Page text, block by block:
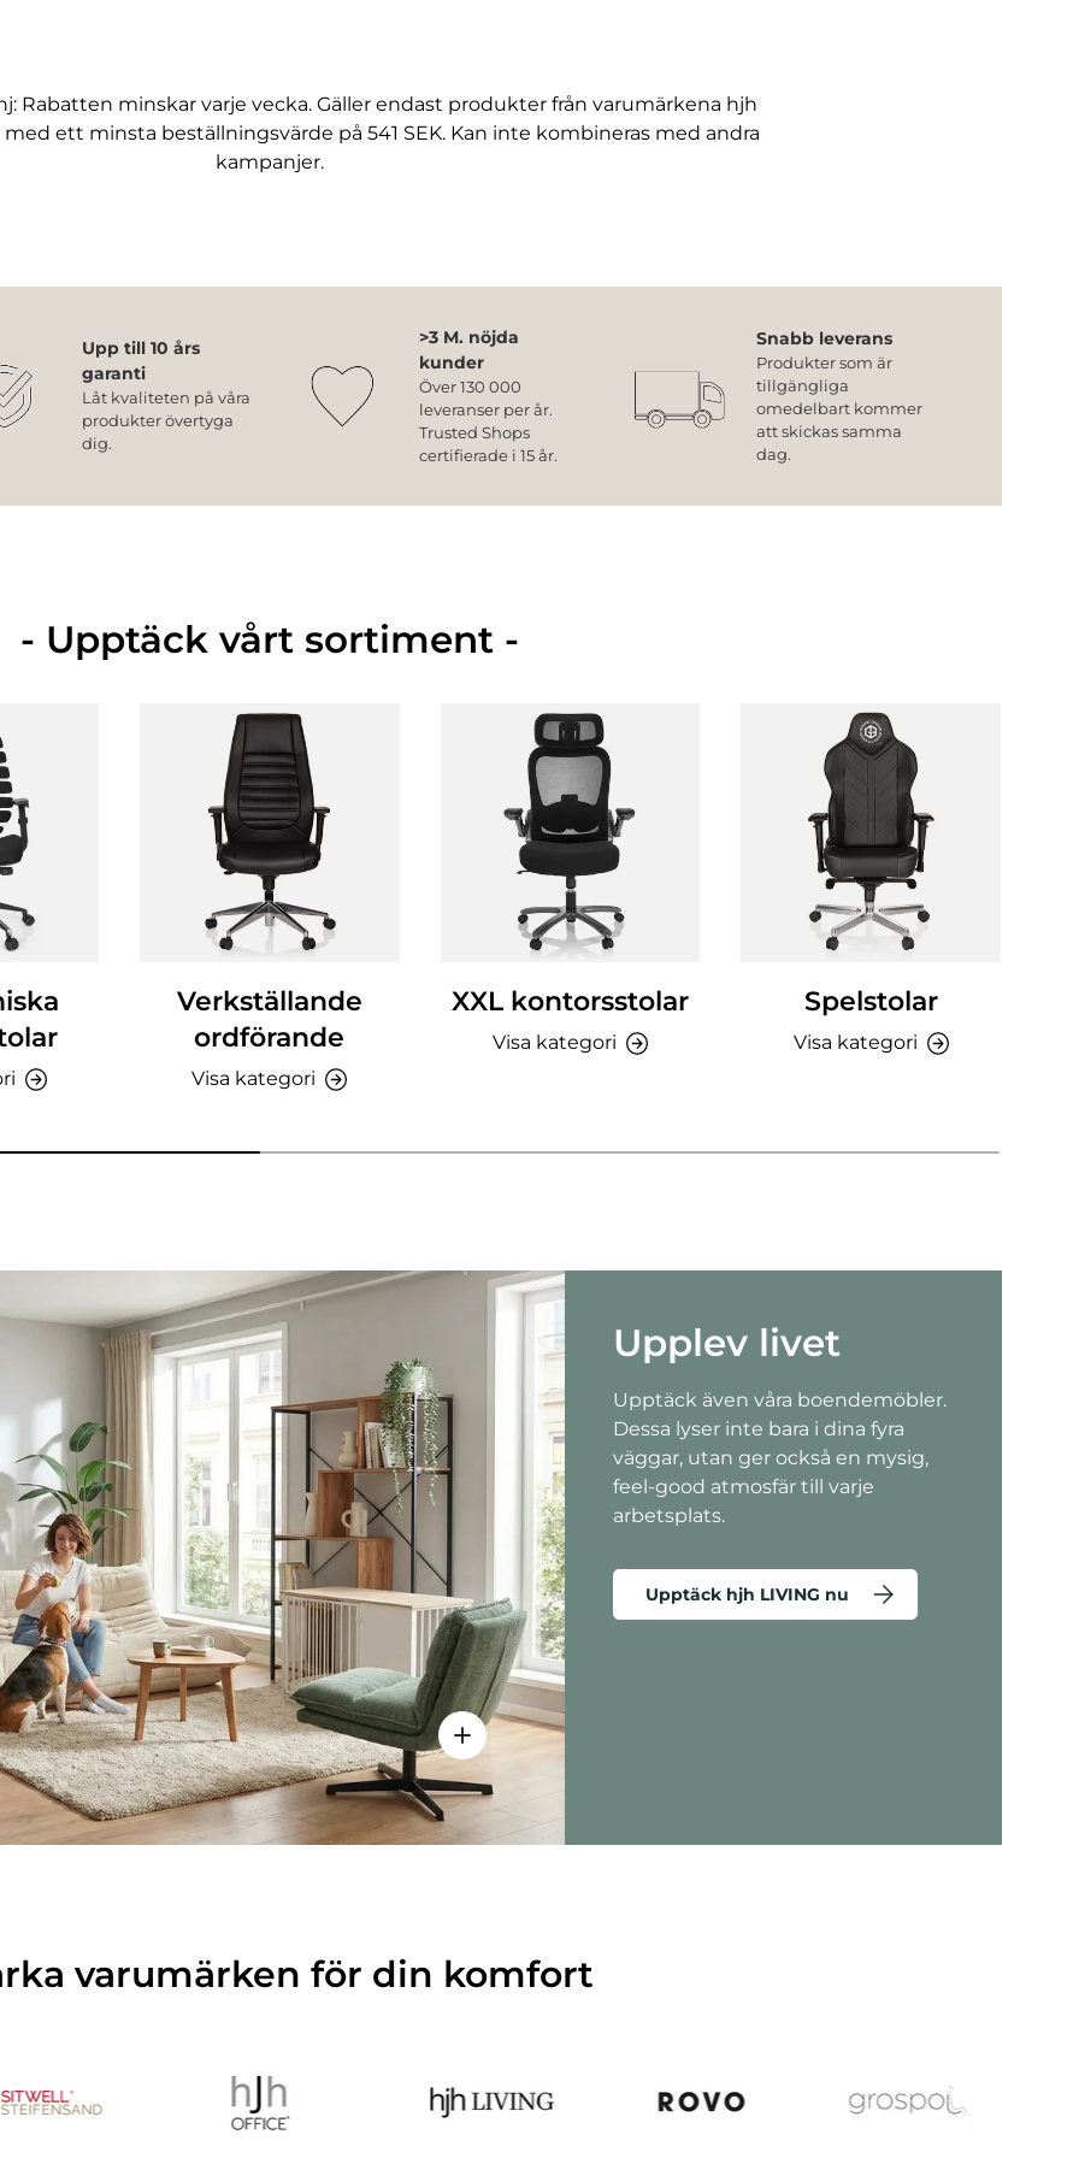
Rabatten minskar varje vecka. Gäller endast produkter från varumärkena hjh
med ett minsta beställningsvärde på 541 SEK. Kan inte kombineras med andra
kampanjer.
Upp till 10 års
garanti
Låt kvaliteten på våra
produkter övertyga
dig.
>3 M. nöjda
kunder
Över 130 000
leveranser per år.
Trusted Shops
certifierade i 15 år.
Snabb leverans
Produkter som är
tillgängliga
omedelbart kommer
att skickas samma
dag.
- Upptäck vårt sortiment -
Verkställande
ordförande
Visa kategori
XXL kontorsstolar
Visa kategori
Spelstolar
Visa kategori
Visa detaljer - Criss-Cross 20 - Loungefåtölj
H - Kontorsskåp
- Sitzolo 2 - Loungefåtölj
Upplev livet
Upptäck även våra boendemöbler.
Dessa lyser inte bara i dina fyra
väggar, utan ger också en mysig,
feel-good atmosfär till varje
arbetsplats.
Upptäck hjh LIVING nu
varumärken för din komfort